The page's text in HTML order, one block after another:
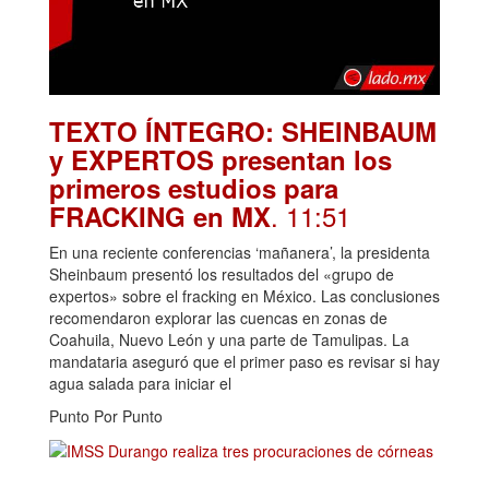
TEXTO ÍNTEGRO: SHEINBAUM
y EXPERTOS presentan los
primeros estudios para
FRACKING en MX. 11:51
En una reciente conferencias ‘mañanera’, la presidenta
Sheinbaum presentó los resultados del «grupo de
expertos» sobre el fracking en México. Las conclusiones
recomendaron explorar las cuencas en zonas de
Coahuila, Nuevo León y una parte de Tamulipas. La
mandataria aseguró que el primer paso es revisar si hay
agua salada para iniciar el
Punto Por Punto